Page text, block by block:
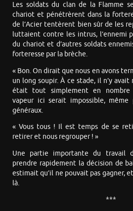
Les soldats du clan de la Flamme
chariot et pénétrèrent dans la
de l’Acier tentèrent bien sûr de les
luttaient contre les intrus, l’ennemi
du chariot et d’autres soldats
forteresse par la brèche.
« Bon. On dirait que nous en avons
un long soupir. À ce stade, il n’y
était tout simplement en nombre
vapeur ici serait impossible,
généraux.
« Vous tous ! Il est temps de se
retirer et nous regrouper ! »
Une partie importante du travail
prendre rapidement la décision de
estimait qu’il ne pouvait pas gagner,
là.
***